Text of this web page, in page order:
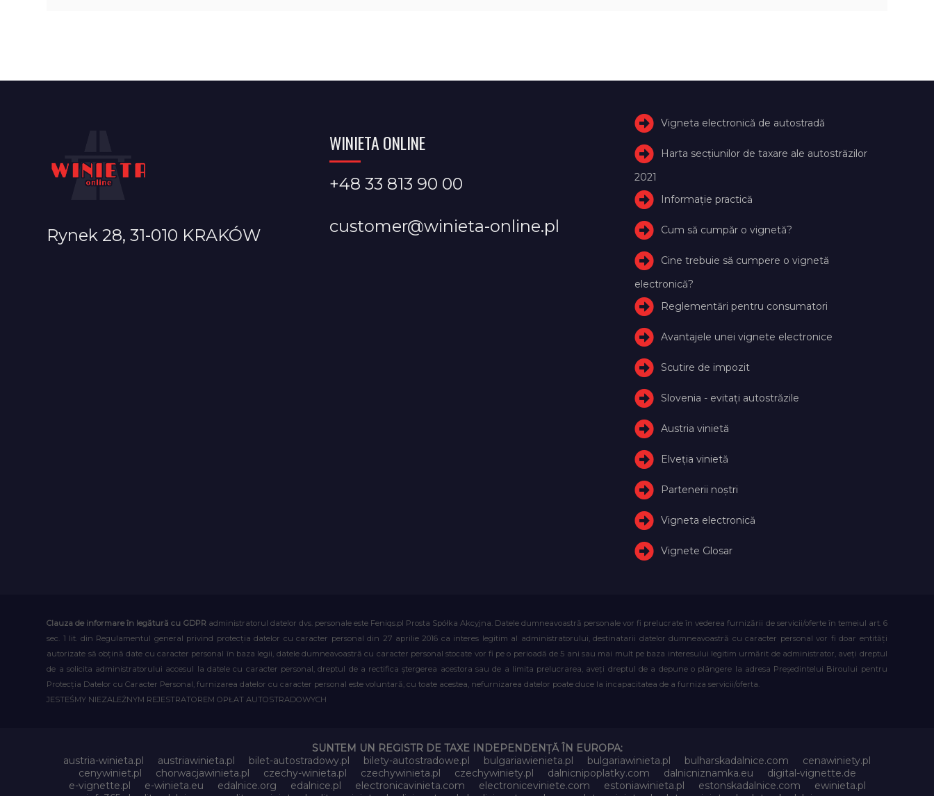
Rynek 28, 31-010 KRAKÓW
WINIETA ONLINE
+48 33 813 90 00
customer@winieta-online.pl
Vigneta electronică de autostradă
Harta secțiunilor de taxare ale autostrăzilor
2021
Informație practică
Cum să cumpăr o vignetă?
Cine trebuie să cumpere o vignetă
electronică?
Reglementări pentru consumatori
Avantajele unei vignete electronice
Scutire de impozit
Slovenia - evitați autostrăzile
Austria vinietă
Elveţia vinietă
Partenerii noștri
Vigneta electronică
Vignete Glosar
Clauza de informare în legătură cu GDPR administratorul datelor dvs. personale este Feniqs.pl Prosta Spółka Akcyjna. Datele dumneavoastră personale vor fi prelucrate în vederea furnizării de servicii/oferte în temeiul art. 6
sec. 1 lit. din Regulamentul general privind protecția datelor cu caracter personal din 27 aprilie 2016 ca interes legitim al administratorului, destinatarii datelor dumneavoastră cu caracter personal vor fi doar entități
autorizate să obțină date cu caracter personal în baza legii, datele dumneavoastră cu caracter personal stocate vor fi pe o perioadă de 5 ani sau mai mult pe baza interesului legitim urmărit de administrator, aveți dreptul
de a solicita administratorului accesul la datele cu caracter personal, dreptul de a rectifica ștergerea acestora sau de a limita prelucrarea, aveți dreptul de a depune o plângere la adresa Președintelui Biroului pentru
Protecția Datelor cu Caracter Personal, furnizarea datelor cu caracter personal este voluntară, cu toate acestea, nefurnizarea datelor poate duce la incapacitatea de a furniza servicii/oferta.
JESTEŚMY NIEZALEŻNYM REJESTRATOREM OPŁAT AUTOSTRADOWYCH
SUNTEM UN REGISTR DE TAXE INDEPENDENȚĂ ÎN EUROPA:
austria-winieta.pl
austriawinieta.pl bilet-autostradowy.pl bilety-autostradowe.pl bulgariawienieta.pl bulgariawinieta.pl bulharskadalnice.com
cenawiniety.pl
cenywiniet.pl
chorwacjawinieta.pl czechy-winieta.pl czechywinieta.pl czechywiniety.pl dalnicnipoplatky.com dalnicniznamka.eu
digital-vignette.de
e-vignette.pl
e-winieta.eu edalnice.org edalnice.pl electronicavinieta.com electroniceviniete.com estoniawinieta.pl estonskadalnice.com
ewinieta.pl